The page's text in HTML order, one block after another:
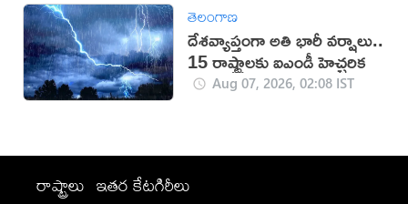
తెలంగాణ
దేశవ్యాప్తంగా అతి భారీ వర్షాలు..
15 రాష్ట్రాలకు ఐఎండీ హెచ్చరిక
Aug 07, 2026, 02:08 IST
రాష్ట్రాలు ఇతర కేటగిరీలు